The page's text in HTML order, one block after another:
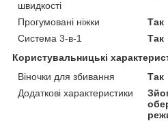
швидкості
Прогумовані ніжки
Так
Система 3-в-1
Так
Користувальницькі
Віночки для збивання
Так
Додаткові характеристики